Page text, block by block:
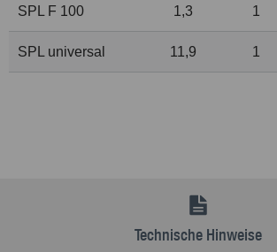
SPL F 100 1,3 1
SPL universal 11,9 1
Technische Hinweise